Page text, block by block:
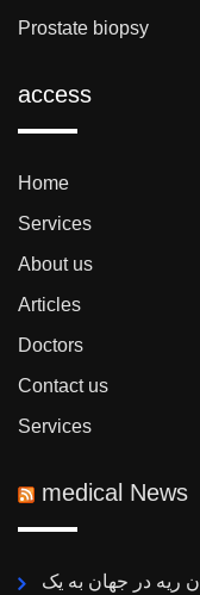
Prostate biopsy
access
Home
Services
About us
Articles
Doctors
Contact us
Services
medical News
در جهان به یک